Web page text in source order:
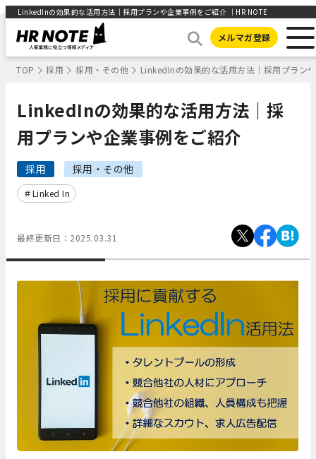
LinkedInの効果的な活用方法｜採用プランや企業事例をご紹介 ｜HR NOTE
メルマガ登録
TOP 採用 採用・その他 LinkedInの効果的な活用方法｜採用プラン
LinkedInの効果的な活用方法｜採
用プランや企業事例をご紹介
採用 採用・その他
Linked In
最終更新日： 2025.03.31